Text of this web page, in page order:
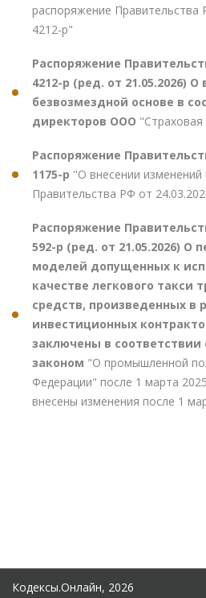
распоряжение Правительства
4212-р"
Распоряжение
4212-р (ред. от 21.05.2026)
безвозмездной основе в
директоров ООО
Распоряжение
1175-р "О внесении
Правительства РФ от
Распоряжение
592-р (ред. от 21.05.2026) О
моделей допущенных к
качестве легкового такси
средств, произведенных в
инвестиционных
заключены в
законом "О промышленной
Федерации" после 1 марта
внесены изменения после 1
Кодексы.Онлайн, 2026